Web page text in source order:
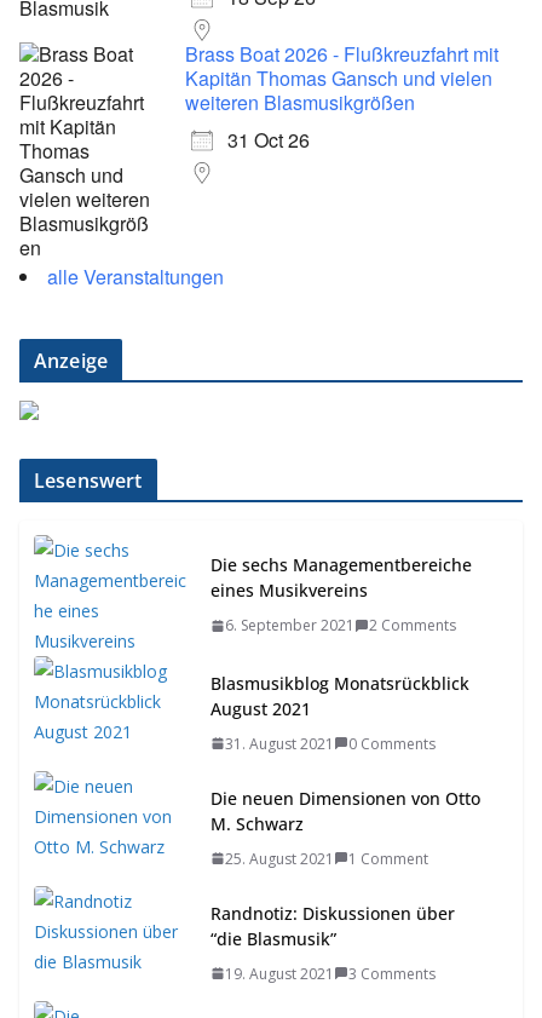
Brass Boat 2026 - Flußkreuzfahrt mit
Kapitän Thomas Gansch und vielen
weiteren Blasmusikgrößen
31 Oct 26
alle Veranstaltungen
Anzeige
Lesenswert
Die sechs Managementbereiche
eines Musikvereins
6. September 2021 2 Comments
Blasmusikblog Monatsrückblick
August 2021
31. August 2021 0 Comments
Die neuen Dimensionen von Otto
M. Schwarz
25. August 2021 1 Comment
Randnotiz: Diskussionen über
“die Blasmusik”
19. August 2021 3 Comments